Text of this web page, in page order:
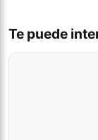
Te puede